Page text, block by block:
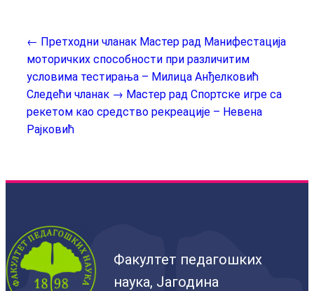
← Претходни чланак Мастер рад Манифестација
моторичких способности при различитим
условима тестирања – Милица Анђелковић
Следећи чланак → Мастер рад Спортске игре са
рекетом као средство рекреације – Невена
Рајковић
Факултет педагошких
наука, Јагодина